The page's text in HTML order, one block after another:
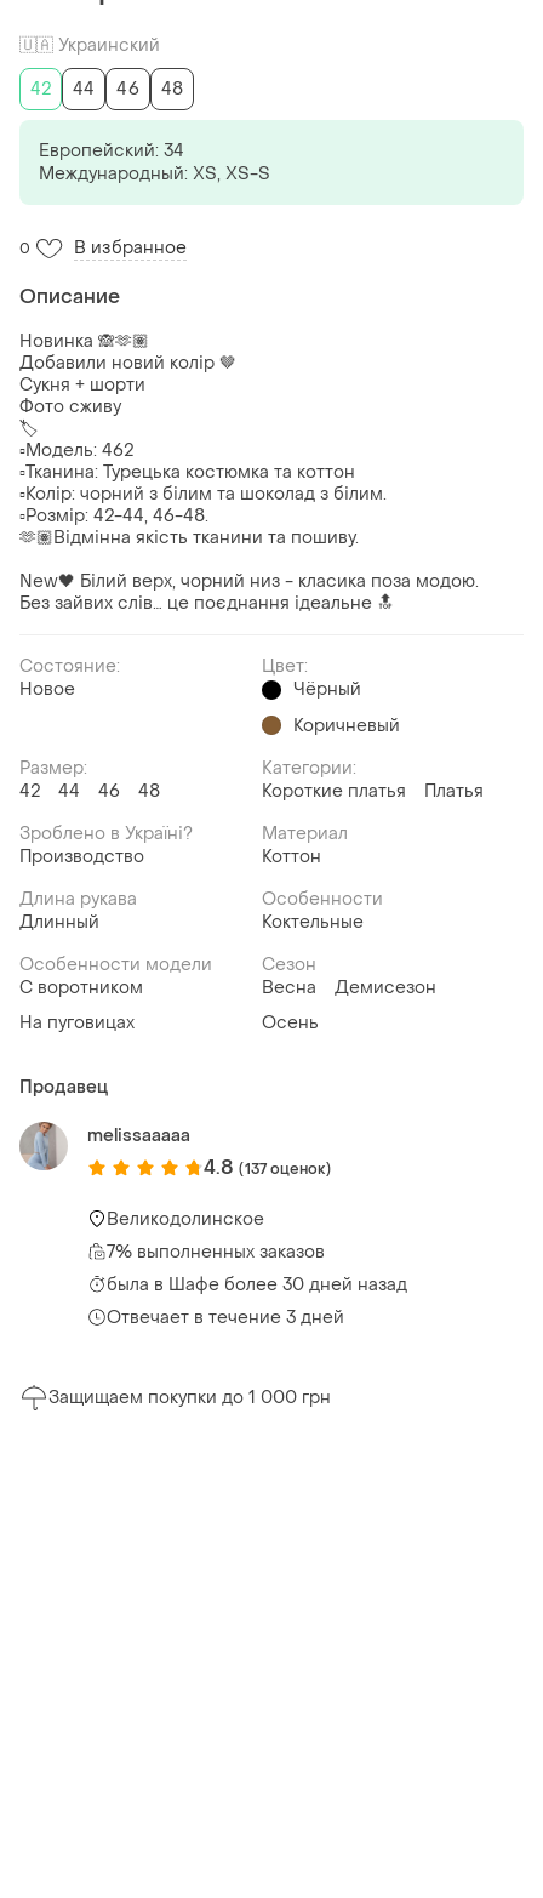
🇺🇦 Украинский
42
44 46 48
Европейский: 34
Международный: ХS, XS-S
0 В избранное
Описание
Новинка 🙈🫶🏽
Добавили новий колір 🤎
Сукня + шорти
Фото сживу
🏷️
▫️Модель: 462
▫️Тканина: Турецька костюмка та коттон
▫️Колір: чорний з білим та шоколад з білим.
▫️Розмір: 42-44, 46-48.
🫶🏽Відмінна якість тканини та пошиву.
New🖤 Білий верх, чорний низ - класика поза модою.
Без зайвих слів… це поєднання ідеальне 🔝
Состояние:
Новое
Цвет:
Чёрный
Коричневый
Размер:
42
44 46 48
Категории:
Короткие платья
Платья
Зроблено в Україні?
Производство
Материал
Коттон
Длина рукава
Длинный
Особенности
Коктельные
Особенности модели
С воротником
На пуговицах
Сезон
Весна
Демисезон
Осень
Продавец
melissaaaaa
4.8 (137 оценок)
Великодолинское
7% выполненных заказов
была в Шафе более 30 дней назад
Отвечает в течение 3 дней
Защищаем покупки до 1 000 грн